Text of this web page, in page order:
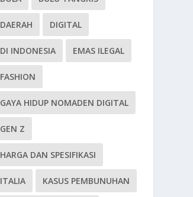
DAERAH DIGITAL
DI INDONESIA EMAS ILEGAL
FASHION
GAYA HIDUP NOMADEN DIGITAL
GEN Z
HARGA DAN SPESIFIKASI
ITALIA KASUS PEMBUNUHAN